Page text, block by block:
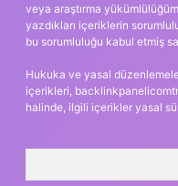
veya araştırma
yazdıkları içeriklerin
bu sorumluluğu kabul etmiş
Hukuka ve yasal
içerikleri,
halinde, ilgili içerikler yasal